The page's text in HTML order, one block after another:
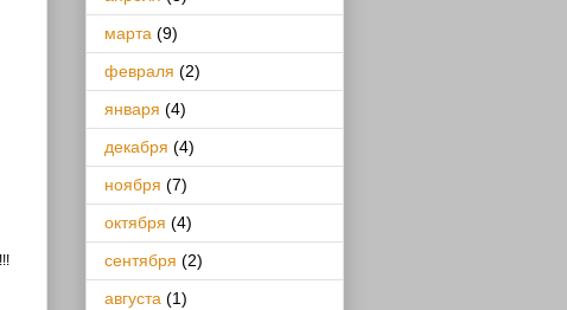
марта (9)
февраля (2)
января (4)
декабря (4)
ноября (7)
октября (4)
сентября (2)
августа (1)